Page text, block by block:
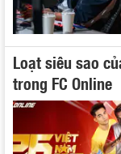
Loạt siêu sao
trong FC Online